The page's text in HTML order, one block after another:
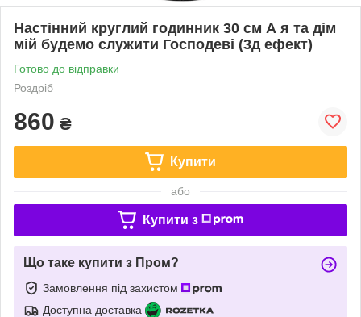
Настінний круглий годинник 30 см А я та дім
мій будемо служити Господеві (3д ефект)
Готово до відправки
Роздріб
860 ₴
Купити
або
Купити з
Що таке купити з Пром?
Замовлення під захистом
Доступна доставка